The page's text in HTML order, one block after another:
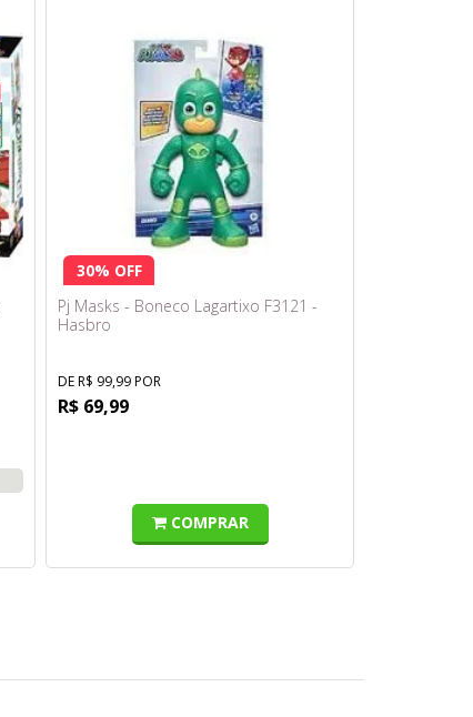
30% OFF
Pj Masks - Boneco Lagartixo F3121 -
Hasbro
DE R$ 99,99 POR
R$ 69,99
COMPRAR